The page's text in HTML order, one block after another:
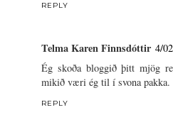
REPLY
Telma Karen Finnsdóttir 4/
Ég skoða bloggið þitt mjög
mikið væri ég til í svona pakka.
REPLY